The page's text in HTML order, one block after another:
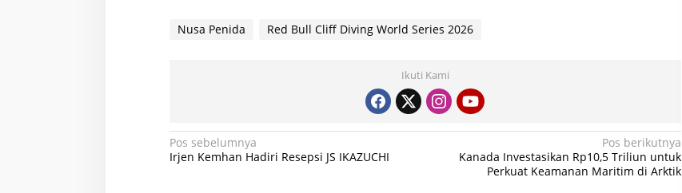
a
P
e
n
Nusa Penida Red Bull Cliff Diving World Series 2026
Ikuti Kami
N
a
Pos sebelumnya
Irjen Kemhan Hadiri Resepsi JS IKAZUCHI
Pos berikutnya
Kanada Investasikan Rp10,5 Triliun untuk
Perkuat Keamanan Maritim di Arktik